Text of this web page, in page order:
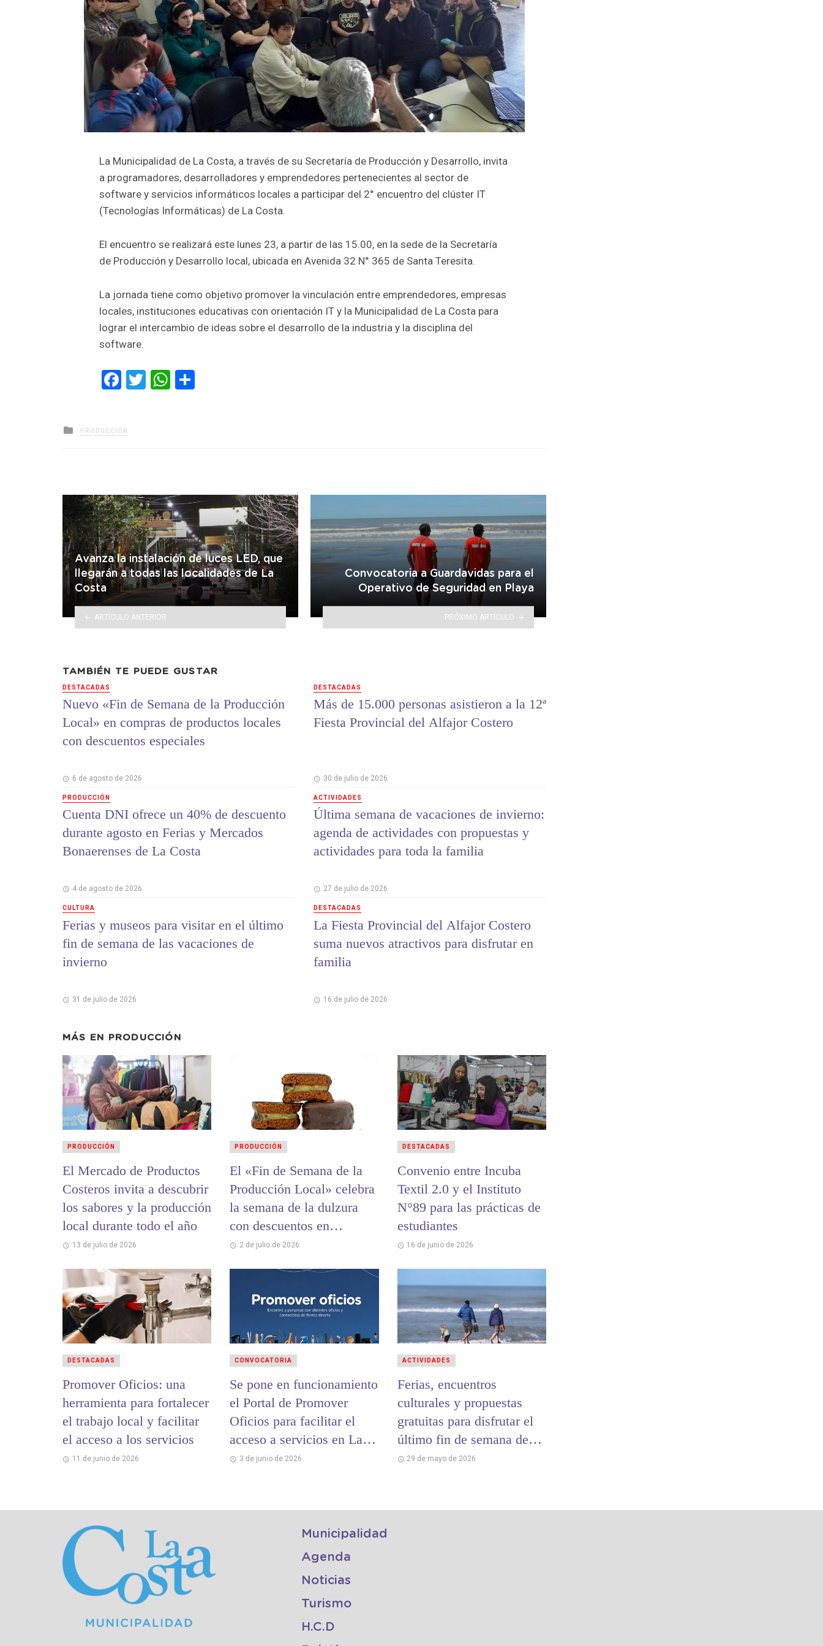
La Municipalidad de La Costa, a través de su Secretaría de Producción y Desarrollo, invita
a programadores, desarrolladores y emprendedores pertenecientes al sector de
software y servicios informáticos locales a participar del 2° encuentro del clúster IT
(Tecnologías Informáticas) de La Costa.
El encuentro se realizará este lunes 23, a partir de las 15.00, en la sede de la Secretaría
de Producción y Desarrollo local, ubicada en Avenida 32 N° 365 de Santa Teresita.
La jornada tiene como objetivo promover la vinculación entre emprendedores, empresas
locales, instituciones educativas con orientación IT y la Municipalidad de La Costa para
lograr el intercambio de ideas sobre el desarrollo de la industria y la disciplina del
software.
Facebook
TwitterWhatsApp
Posted
in
PRODUCCIÓN
Avanza la instalación de luces LED, que
llegarán a todas las localidades de La
Costa
ARTÍCULO ANTERIOR
Convocatoria a Guardavidas para el
Operativo de Seguridad en Playa
PRÓXIMO ARTÍCULO
TAMBIÉN TE PUEDE GUSTAR
DESTACADAS
Nuevo «Fin de Semana de la Producción
Local» en compras de productos locales
con descuentos especiales
6 de agosto de 2026
PRODUCCIÓN
Cuenta DNI ofrece un 40% de descuento
durante agosto en Ferias y Mercados
Bonaerenses de La Costa
4 de agosto de 2026
CULTURA
Ferias y museos para visitar en el último
fin de semana de las vacaciones de
invierno
31 de julio de 2026
DESTACADAS
Más de 15.000 personas asistieron a la 12ª
Fiesta Provincial del Alfajor Costero
30 de julio de 2026
ACTIVIDADES
Última semana de vacaciones de invierno:
agenda de actividades con propuestas y
actividades para toda la familia
27 de julio de 2026
DESTACADAS
La Fiesta Provincial del Alfajor Costero
suma nuevos atractivos para disfrutar en
familia
16 de julio de 2026
MÁS EN PRODUCCIÓN
El Mercado de Productos
Costeros invita a descubrir
los sabores y la producción
local durante todo el año
13 de julio de 2026
PRODUCCIÓN
El «Fin de Semana de la
Producción Local» celebra
la semana de la dulzura
con descuentos en
alfajores y chocolates
2 de julio de 2026
PRODUCCIÓN
Convenio entre Incuba
Textil 2.0 y el Instituto
N°89 para las prácticas de
estudiantes
16 de junio de 2026
DESTACADAS
Promover Oficios: una
herramienta para fortalecer
el trabajo local y facilitar
el acceso a los servicios
11 de junio de 2026
DESTACADAS
Se pone en funcionamiento
el Portal de Promover
Oficios para facilitar el
acceso a servicios en La
Costa
3 de junio de 2026
CONVOCATORIA
Ferias, encuentros
culturales y propuestas
gratuitas para disfrutar el
último fin de semana de
mayo en La Costa
29 de mayo de 2026
ACTIVIDADES
Municipalidad
Agenda
Noticias
Turismo
H.C.D